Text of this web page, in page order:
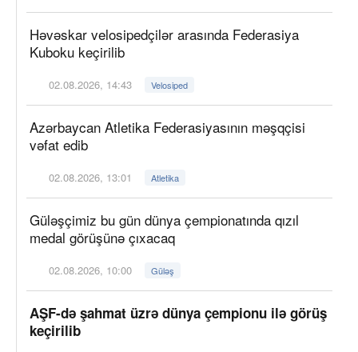
Həvəskar velosipedçilər arasında Federasiya
Kuboku keçirilib
02.08.2026, 14:43 Velosiped
Azərbaycan Atletika Federasiyasının məşqçisi
vəfat edib
02.08.2026, 13:01 Atletika
Güləşçimiz bu gün dünya çempionatında qızıl
medal görüşünə çıxacaq
02.08.2026, 10:00 Güləş
AŞF-də şahmat üzrə dünya çempionu ilə görüş
keçirilib